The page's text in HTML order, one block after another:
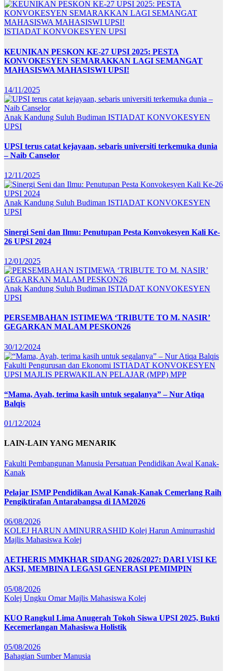
ISTIADAT KONVOKESYEN UPSI
KEUNIKAN PESKON KE-27 UPSI 2025: PESTA
KONVOKESYEN SEMARAKKAN LAGI SEMANGAT
MAHASISWA MAHASISWI UPSI!
14/11/2025
Anak Kandung Suluh Budiman ISTIADAT KONVOKESYEN
UPSI
UPSI terus catat kejayaan, sebaris universiti terkemuka dunia
– Naib Canselor
12/11/2025
Anak Kandung Suluh Budiman ISTIADAT KONVOKESYEN
UPSI
Sinergi Seni dan Ilmu: Penutupan Pesta Konvokesyen Kali Ke-
26 UPSI 2024
12/01/2025
Anak Kandung Suluh Budiman ISTIADAT KONVOKESYEN
UPSI
PERSEMBAHAN ISTIMEWA ‘TRIBUTE TO M. NASIR’
GEGARKAN MALAM PESKON26
30/12/2024
Fakulti Pengurusan dan Ekonomi ISTIADAT KONVOKESYEN
UPSI MAJLIS PERWAKILAN PELAJAR (MPP) MPP
“Mama, Ayah, terima kasih untuk segalanya” – Nur Atiqa
Balqis
01/12/2024
LAIN-LAIN YANG MENARIK
Fakulti Pembangunan Manusia Persatuan Pendidikan Awal Kanak-
Kanak
Pelajar ISMP Pendidikan Awal Kanak-Kanak Cemerlang Raih
Pengiktirafan Antarabangsa di IAM2026
06/08/2026
KOLEJ HARUN AMINURRASHID Kolej Harun Aminurrashid
Majlis Mahasiswa Kolej
AETHERIS MMKHAR SIDANG 2026/2027: DARI VISI KE
AKSI, MEMBINA LEGASI GENERASI PEMIMPIN
05/08/2026
Kolej Ungku OmarMajlis Mahasiswa Kolej
KUO Rangkul Lima Anugerah Tokoh Siswa UPSI 2025, Bukti
Kecemerlangan Mahasiswa Holistik
05/08/2026
Bahagian Sumber Manusia